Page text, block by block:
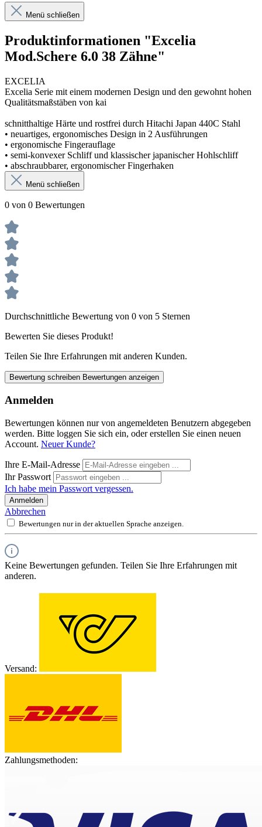
Menü schließen
Produktinformationen "Excelia
Mod.Schere 6.0 38 Zähne"
EXCELIA
Excelia Serie mit einem modernen Design und den gewohnt hohen
Qualitätsmaßstäben von kai
schnitthaltige Härte und rostfrei durch Hitachi Japan 440C Stahl
• neuartiges, ergonomisches Design in 2 Ausführungen
• ergonomische Fingerauflage
• semi-konvexer Schliff und klassischer japanischer Hohlschliff
• abschraubbarer, ergonomischer Fingerhaken
Menü schließen
0 von 0 Bewertungen
Durchschnittliche Bewertung von 0 von 5 Sternen
Bewerten Sie dieses Produkt!
Teilen Sie Ihre Erfahrungen mit anderen Kunden.
Bewertung schreiben Bewertungen anzeigen
Anmelden
Bewertungen können nur von angemeldeten Benutzern abgegeben
werden. Bitte loggen Sie sich ein, oder erstellen Sie einen neuen
Account. Neuer Kunde?
Ihre E-Mail-Adresse
Ihr Passwort
Ich habe mein Passwort vergessen.
Anmelden
Abbrechen
Bewertungen nur in der aktuellen Sprache anzeigen.
Keine Bewertungen gefunden. Teilen Sie Ihre Erfahrungen mit
anderen.
Versand:
Zahlungsmethoden: